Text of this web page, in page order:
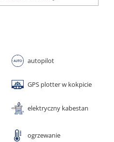
autopilot
GPS plotter w kokpicie
elektryczny kabestan
ogrzewanie